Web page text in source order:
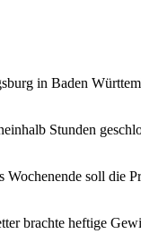
in Baden
Stunden
soll die
brachte heftige